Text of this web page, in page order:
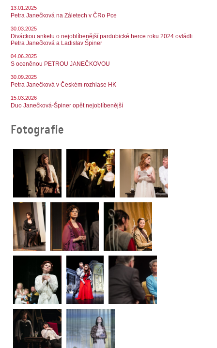
13.01.2025
Petra Janečková na Záletech v ČRo Pce
30.03.2025
Diváckou anketu o nejoblíbenější pardubické herce roku 2024 ovládli
Petra Janečková a Ladislav Špiner
04.06.2025
S oceněnou PETROU JANEČKOVOU
30.09.2025
Petra Janečková v Českém rozhlase HK
15.03.2026
Duo Janečková-Špiner opět nejoblíbenější
Fotografie